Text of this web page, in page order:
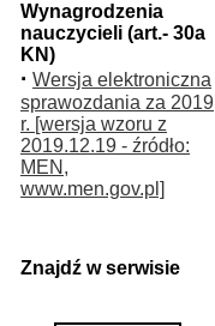
Wynagrodzenia
nauczycieli (art.- 30a
KN)
· Wersja elektroniczna
sprawozdania za 2019
r. [wersja wzoru z
2019.12.19 - źródło:
MEN,
www.men.gov.pl]
Znajdź w serwisie